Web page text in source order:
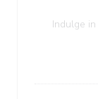
Indulge